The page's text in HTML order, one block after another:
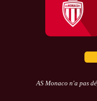
AS Monaco n'a pas